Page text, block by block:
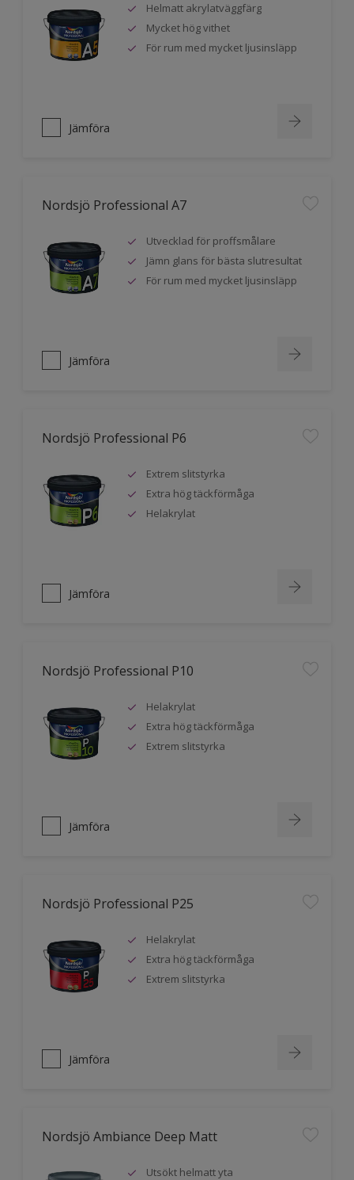
Helmatt akrylatväggfärg
Mycket hög vithet
För rum med mycket ljusinsläpp
Jämföra
Nordsjö Professional A7
Utvecklad för proffsmålare
Jämn glans för bästa slutresultat
För rum med mycket ljusinsläpp
Jämföra
Nordsjö Professional P6
Extrem slitstyrka
Extra hög täckförmåga
Helakrylat
Jämföra
Nordsjö Professional P10
Helakrylat
Extra hög täckförmåga
Extrem slitstyrka
Jämföra
Nordsjö Professional P25
Helakrylat
Extra hög täckförmåga
Extrem slitstyrka
Jämföra
Nordsjö Ambiance Deep Matt
Utsökt helmatt yta